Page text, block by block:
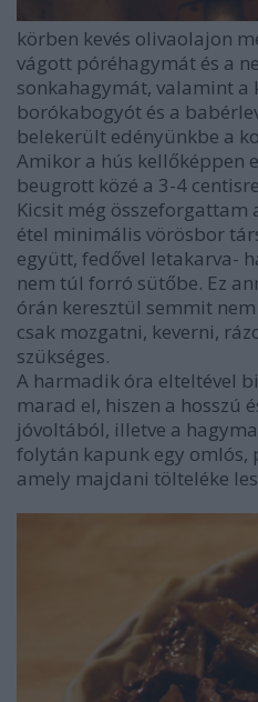
körben kevés olivaolajon
vágott póréhagymát és a
sonkahagymát, valamint
borókabogyót és a
belekerült edényünkbe a
Amikor a hús kellőképpen
beugrott közé a 3-4
Kicsit még összeforgattam
étel minimális vörösbor
együtt, fedővel letakarva-
nem túl forró sütőbe. Ez
órán keresztül semmit
csak mozgatni, keverni,
szükséges.
A harmadik óra elteltével
marad el, hiszen a hosszú
jóvoltából, illetve a
folytán kapunk egy omlós,
amely majdani tölteléke